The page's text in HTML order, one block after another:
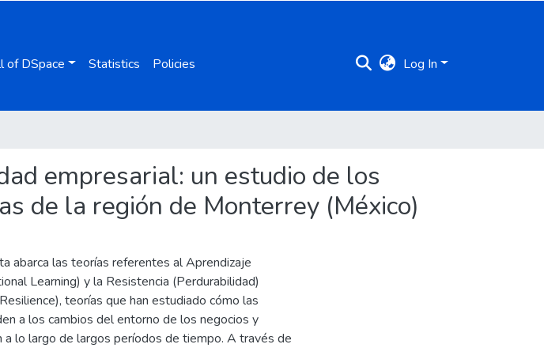
of DSpace Statistics Policies Log In
empresarial: un estudio de los
de la región de Monterrey (México)
abarca las teorías referentes al Aprendizaje
Learning) y la Resistencia (Perdurabilidad)
teorías que han estudiado cómo las
a los cambios del entorno de los negocios y
a lo largo de largos períodos de tiempo. A través de